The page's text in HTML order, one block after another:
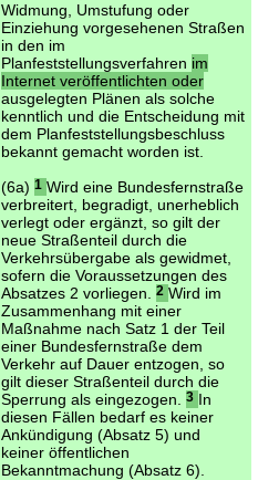
Widmung, Umstufung oder
Einziehung vorgesehenen Straßen
in den im
Planfeststellungsverfahren im
Internet veröffentlichten oder
ausgelegten Plänen als solche
kenntlich und die Entscheidung mit
dem Planfeststellungsbeschluss
bekannt gemacht worden ist.
(6a) 1 Wird eine Bundesfernstraße
verbreitert, begradigt, unerheblich
verlegt oder ergänzt, so gilt der
neue Straßenteil durch die
Verkehrsübergabe als gewidmet,
sofern die Voraussetzungen des
Absatzes 2 vorliegen.
2 Wird im
Zusammenhang mit einer
Maßnahme nach Satz 1 der Teil
einer Bundesfernstraße dem
Verkehr auf Dauer entzogen, so
gilt dieser Straßenteil durch die
Sperrung als eingezogen.
3 In
diesen Fällen bedarf es keiner
Ankündigung (Absatz 5) und
keiner öffentlichen
Bekanntmachung (Absatz 6).